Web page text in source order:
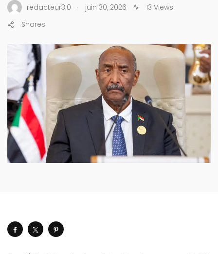
redacteur3.0 . juin 30, 2026
13 Views
Shares